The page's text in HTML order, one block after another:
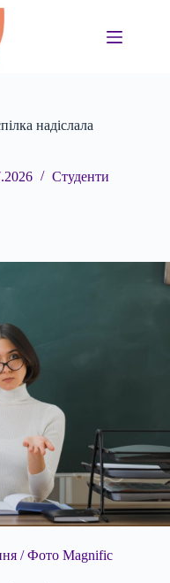
надіслала
Студенти
/ Фото Magnific